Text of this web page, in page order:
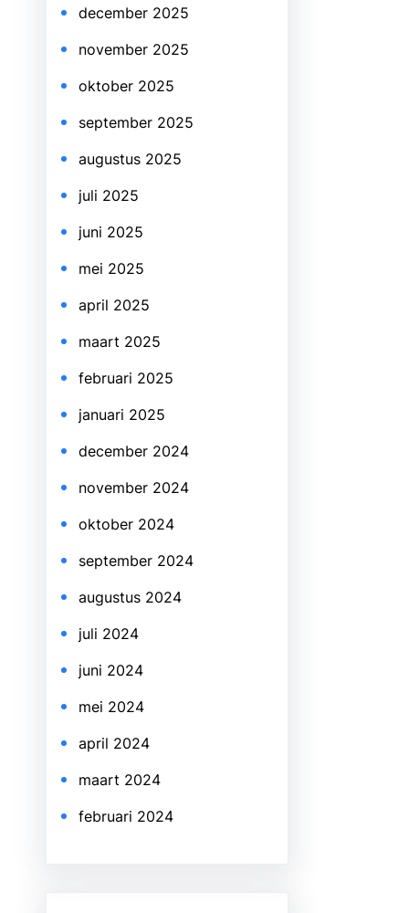
december 2025
november 2025
oktober 2025
september 2025
augustus 2025
juli 2025
juni 2025
mei 2025
april 2025
maart 2025
februari 2025
januari 2025
december 2024
november 2024
oktober 2024
september 2024
augustus 2024
juli 2024
juni 2024
mei 2024
april 2024
maart 2024
februari 2024